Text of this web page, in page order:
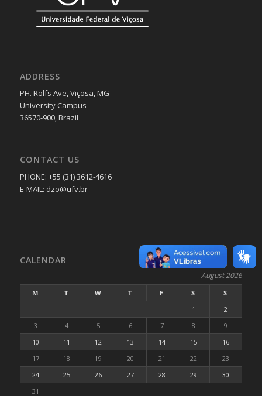
ADDRESS
PH. Rolfs Ave, Viçosa, MG
University Campus
36570-900, Brazil
CONTACT US
PHONE: +55 (31) 3612-4616
E-MAIL: dzo@ufv.br
CALENDAR
August 2026
M T W T F S S
1
2
3
4 5 6 7 8
9
10
11 12 13 14 15
16
17
18 19 20 21 22
23
24
25 26 27 28 29
30
31